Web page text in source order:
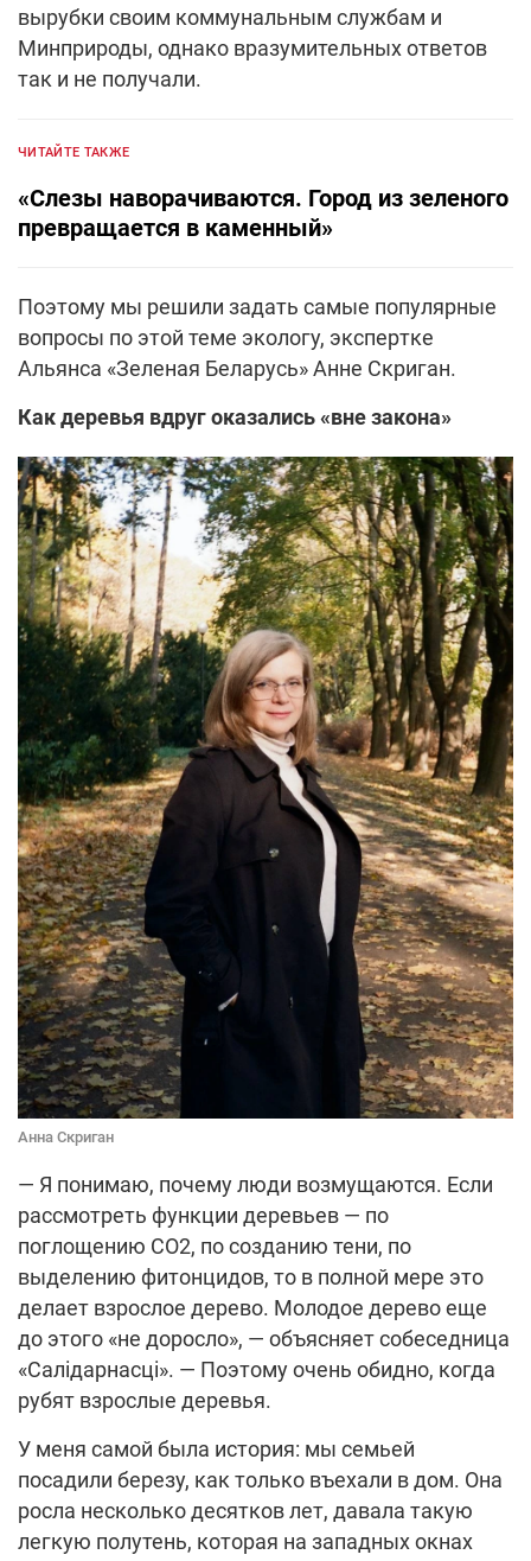
вырубки своим коммунальным службам и
Минприроды, однако вразумительных ответов
так и не получали.
ЧИТАЙТЕ ТАКЖЕ
«Слезы наворачиваются. Город из зеленого
превращается в каменный»
Поэтому мы решили задать самые популярные
вопросы по этой теме экологу, экспертке
Альянса «Зеленая Беларусь» Анне Скриган.
Как деревья вдруг оказались «вне закона»
Анна Скриган
— Я понимаю, почему люди возмущаются. Если
рассмотреть функции деревьев — по
поглощению СО2, по созданию тени, по
выделению фитонцидов, то в полной мере это
делает взрослое дерево. Молодое дерево еще
до этого «не доросло», — объясняет собеседница
«Салідарнасці». — Поэтому очень обидно, когда
рубят взрослые деревья.
У меня самой была история: мы семьей
посадили березу, как только въехали в дом. Она
росла несколько десятков лет, давала такую
легкую полутень, которая на западных окнах